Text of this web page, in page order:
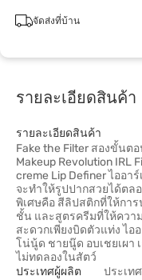
จัดส่งที่บ้าน
รายละเอียดสินค้า
รายละเอียดสินค้า
Fake the Filter สองขั้น
Makeup Revolution IRL
creme Lip Definer ไออา
จะทำให้รูปปากสวยได้ตล
พิเศษคือ สีลิปสติกที่ให้กา
ชั้น และสูตรครีมที่ให้ควา
สะดวกเพียงบิดตัวแท่ง ไ
โน่นู้ด ชายนู๊ด อบเชยเผา
ไม่ทดลองในสัตว์
ประเทศผู้ผลิต
ประเท